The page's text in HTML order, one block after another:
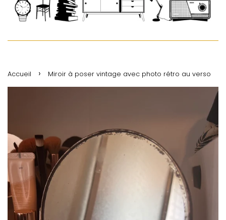
Accueil › Miroir à poser vintage avec photo rétro au verso